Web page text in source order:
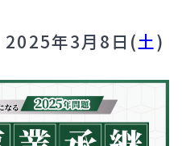
年3月8日(土)